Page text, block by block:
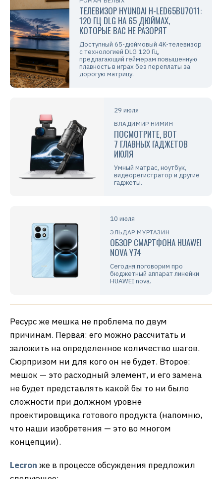
ТЕЛЕВИЗОР HYUNDAI H-LED65BU7011:
120 ГЦ DLG НА 65 ДЮЙМАХ,
КОТОРЫЕ ВАС НЕ РАЗОРЯТ
Доступный 65-дюймовый 4K-телевизор
с технологией DLG 120 Гц,
предлагающий геймерам повышенную
плавность в играх без переплаты за
дорогую матрицу.
29 июля
ВЛАДИМИР НИМИН
ПОСМОТРИТЕ, ВОТ
7 ГЛАВНЫХ ГАДЖЕТОВ
ИЮЛЯ
Умный матрас, ноутбук,
видеорегистратор и другие
гаджеты.
10 июля
ЭЛЬДАР МУРТАЗИН
ОБЗОР СМАРТФОНА HUAWEI
NOVA Y74
Сегодня поговорим про
бюджетный аппарат линейки
HUAWEI nova.
Ресурс же мешка не проблема по двум
причинам. Первая: его можно рассчитать и
заложить на определенное количество шагов.
Сюрпризом ни для кого он не будет. Второе:
мешок — это расходный элемент, и его замена
не будет представлять какой бы то ни было
сложности при должном уровне
проектировщика готового продукта (напомню,
что наши изобретения — это во многом
концепции).
Lecron же в процессе обсуждения предложил